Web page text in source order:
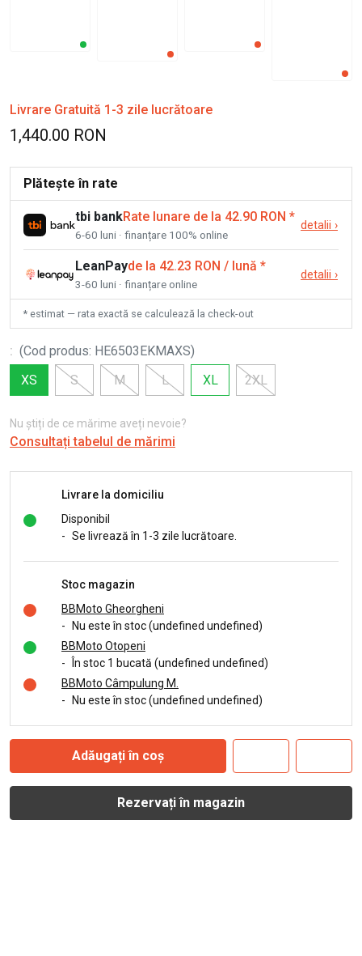
Livrare Gratuită 1-3 zile lucrătoare
1,440.00 RON
Plătește în rate
tbi bankRate lunare de la 42.90 RON *
6-60 luni · finanțare 100% online
detalii ›
LeanPayde la 42.23 RON / lună *
3-60 luni · finanțare online
detalii ›
* estimat — rata exactă se calculează la check-out
: (Cod produs: HE6503EKMAXS)
XS
S M L XL 2XL
Nu știți de ce mărime aveți nevoie?
Consultați tabelul de mărimi
Livrare la domiciliu
Disponibil
- Se livrează în 1-3 zile lucrătoare.
Stoc magazin
BBMoto Gheorgheni
-
Nu este în stoc (undefined undefined)
BBMoto Otopeni
-
În stoc 1 bucată (undefined undefined)
BBMoto Câmpulung M.
-
Nu este în stoc (undefined undefined)
Adăugați în coș
Rezervați în magazin